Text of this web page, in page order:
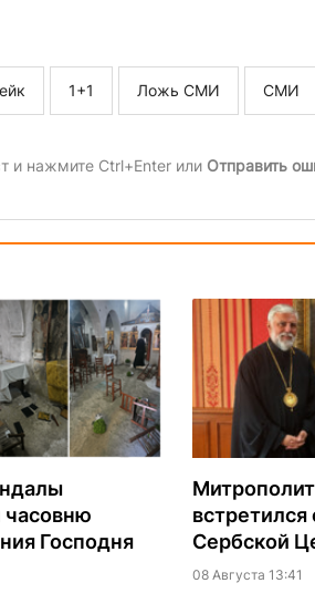
1+1 Ложь СМИ СМИ
и нажмите Ctrl+Enter или Отправить
часовню
Господня
Сербской
08 Августа 13:41